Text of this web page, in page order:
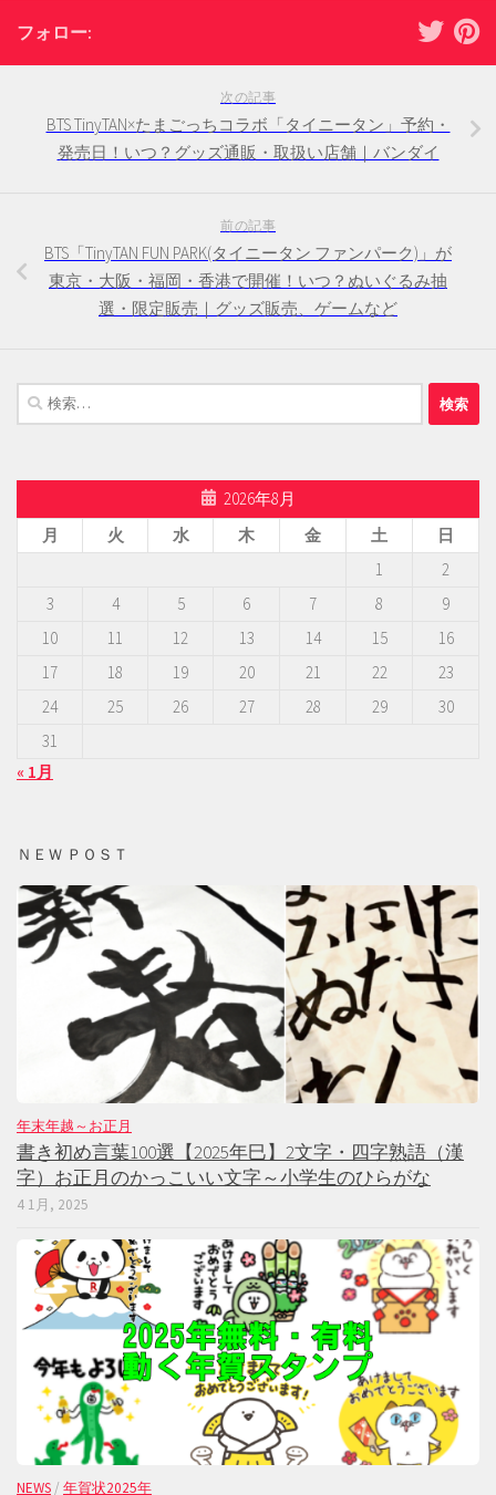
フォロー:
次の記事
BTS TinyTAN×たまごっちコラボ「タイニータン」予約・
発売日！いつ？グッズ通販・取扱い店舗｜バンダイ
前の記事
BTS「TinyTAN FUN PARK(タイニータン ファンパーク)」が
東京・大阪・福岡・香港で開催！いつ？ぬいぐるみ抽
選・限定販売｜グッズ販売、ゲームなど
検
索:
2026年8月
月
火 水 木 金 土
日
1
2
3
4 5 6 7 8
9
10
11 12 13 14 15
16
17
18 19 20 21 22
23
24
25 26 27 28 29
30
31
« 1月
ＮＥＷ ＰＯＳＴ
年末年越～お正月
書き初め言葉100選【2025年巳】2文字・四字熟語（漢
字）お正月のかっこいい文字～小学生のひらがな
4 1月, 2025
NEWS/ 年賀状2025年